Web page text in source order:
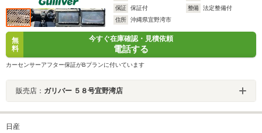
保証
保証付 整備
法定整備付
住所
沖縄県宜野湾市
無
料
今すぐ在庫確認・見積依頼
電話する
カーセンサーアフター保証がBプランに付いています
販売店： ガリバー ５８号宜野湾店
日産